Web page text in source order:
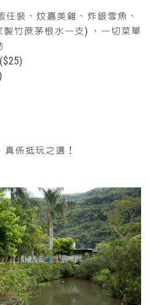
任裝、炆嘉美雞、炸銀雪魚、
竹蔗茅根水一支) ，一切菜單
係抵玩之選！